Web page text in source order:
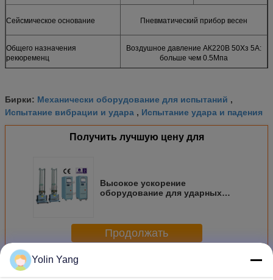
Сейсмическое основание Пневматический прибор весен
Общего назначения
рекюременц
Воздушное давление АК220В 50Хз 5А:
больше чем 0.5Мпа
Бирки: Механически оборудование для испытаний ,
Испытание вибрации и удара , Испытание удара и падения
Получить лучшую цену для
Высокое ускорение
оборудование для ударных
размер стенда
Продолжать
Больше
Yolin Yang